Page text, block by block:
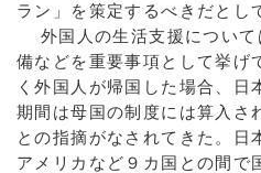
ラン」を策定するべきだとし
外国人の生活支援について
備などを重要事項として挙げ
く外国人が帰国した場合、日
期間は母国の制度には算入さ
との指摘がなされてきた。日
アメリカなど９カ国との間で